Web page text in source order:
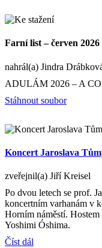
Farní list – červen 2026
nahrál(a) Jindra
ADULÁM 2026 – A
Stáhnout soubor
Koncert Jaroslava
zveřejnil(a) Jiří Kreisel
Po dvou letech se prof.
koncertním varhanám v
Horním náměstí.
Yoshimi Óshima.
Číst dál